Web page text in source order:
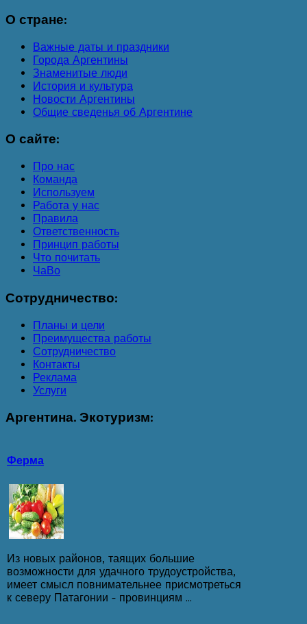
О стране:
Важные даты и праздники
Города Аргентины
Знаменитые люди
История и культура
Новости Аргентины
Общие сведенья об Аргентине
О сайте:
Про нас
Команда
Используем
Работа у нас
Правила
Ответственность
Принцип работы
Что почитать
ЧаВо
Сотрудничество:
Планы и цели
Преимущества работы
Сотрудничество
Контакты
Реклама
Услуги
Аргентина. Экотуризм:
Ферма
Из новых районов, таящих большие
возможности для удачного трудоустройства,
имеет смысл повнимательнее присмотреться
к северу Патагонии - провинциям ...